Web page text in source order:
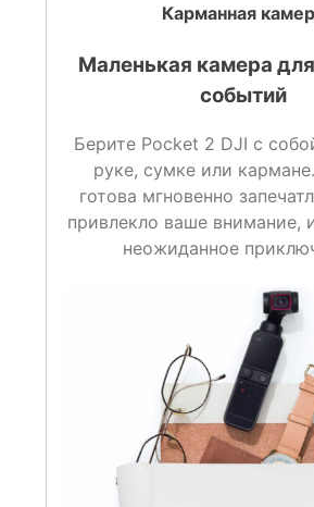
Карманная
Маленькая камера
событий
Берите Pocket 2 DJI с
руке, сумке или
готова мгновенно
привлекло ваше внимание,
неожиданное